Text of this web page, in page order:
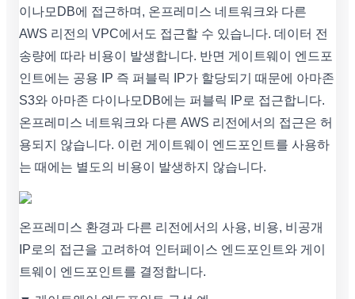
이나모DB에 접근하며, 온프레미스 네트워크와 다른
AWS 리전의 VPC에서도 접근할 수 있습니다. 데이터 전
송량에 따라 비용이 발생합니다. 반면 게이트웨이 엔드포
인트에는 공용 IP 즉 퍼블릭 IP가 할당되기 때문에 아마존
S3와 아마존 다이나모DB에는 퍼블릭 IP로 접근합니다.
온프레미스 네트워크와 다른 AWS 리전에서의 접근은 허
용되지 않습니다. 이런 게이트웨이 엔드포인트를 사용하
는 때에는 별도의 비용이 발생하지 않습니다.
온프레미스 환경과 다른 리전에서의 사용, 비용, 비공개
IP로의 접근을 고려하여 인터페이스 엔드포인트와 게이
트웨이 엔드포인트를 결정합니다.